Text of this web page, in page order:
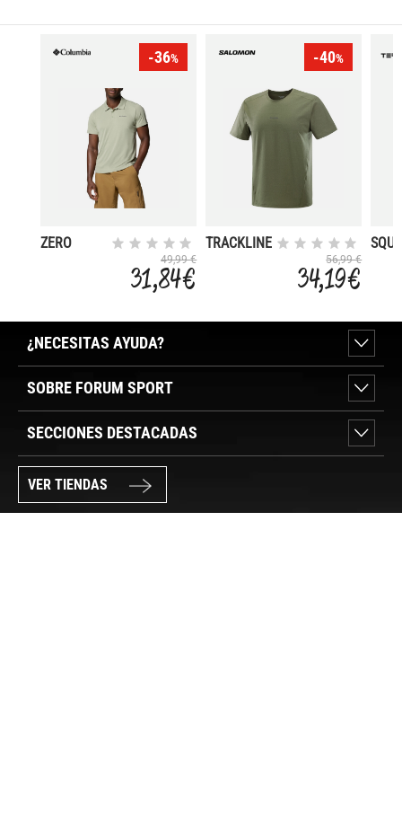
-36%
ZERO
49,99 €
31,84 €
-40%
TRACKLINE
56,99 €
34,19 €
¿NECESITAS AYUDA?
SOBRE FORUM SPORT
SECCIONES DESTACADAS
VER TIENDAS